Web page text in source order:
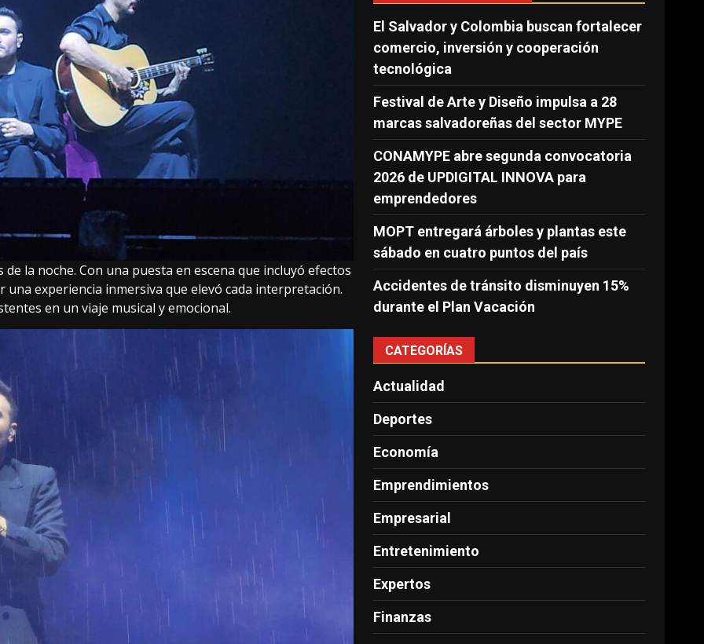
la noche. Con una puesta en escena que incluyó efectos
experiencia inmersiva que elevó cada interpretación.
en un viaje musical y emocional.
El Salvador y Colombia buscan fortalecer
comercio, inversión y cooperación
tecnológica
Festival de Arte y Diseño impulsa a 28
marcas salvadoreñas del sector MYPE
CONAMYPE abre segunda convocatoria
2026 de UPDIGITAL INNOVA para
emprendedores
MOPT entregará árboles y plantas este
sábado en cuatro puntos del país
Accidentes de tránsito disminuyen 15%
durante el Plan Vacación
CATEGORÍAS
Actualidad
Deportes
Economía
Emprendimientos
Empresarial
Entretenimiento
Expertos
Finanzas